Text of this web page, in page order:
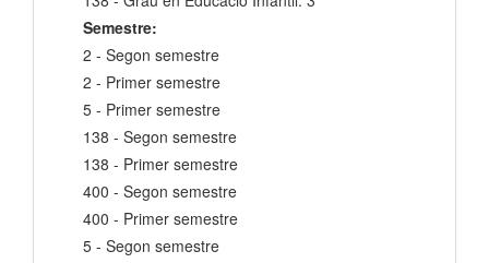
Semestre:
2 - Segon semestre
2 - Primer semestre
5 - Primer semestre
138 - Segon semestre
138 - Primer semestre
400 - Segon semestre
400 - Primer semestre
5 - Segon semestre